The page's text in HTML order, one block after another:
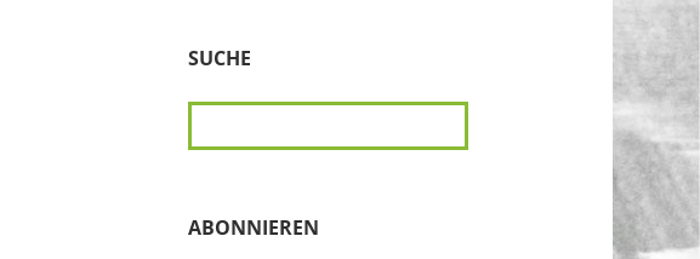
SUCHE
SUCHEN
ABONNIEREN